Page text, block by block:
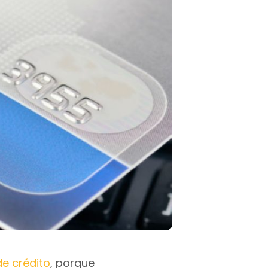
crédito, porque